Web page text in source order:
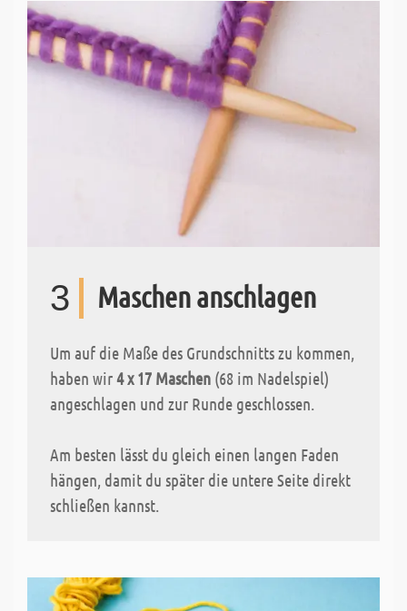
3 Maschen anschlagen
Um auf die Maße des Grundschnitts zu kommen,
haben wir4 x 17 Maschen (68 im Nadelspiel)
angeschlagen und zur Runde geschlossen.
Am besten lässt du gleich einen langen Faden
hängen, damit du später die untere Seite direkt
schließen kannst.